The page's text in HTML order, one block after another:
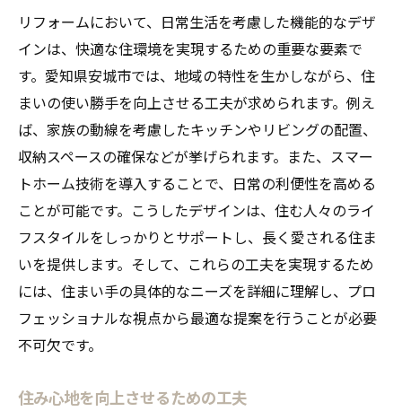
リフォームにおいて、日常生活を考慮した機能的なデザ
インは、快適な住環境を実現するための重要な要素で
す。愛知県安城市では、地域の特性を生かしながら、住
まいの使い勝手を向上させる工夫が求められます。例え
ば、家族の動線を考慮したキッチンやリビングの配置、
収納スペースの確保などが挙げられます。また、スマー
トホーム技術を導入することで、日常の利便性を高める
ことが可能です。こうしたデザインは、住む人々のライ
フスタイルをしっかりとサポートし、長く愛される住ま
いを提供します。そして、これらの工夫を実現するため
には、住まい手の具体的なニーズを詳細に理解し、プロ
フェッショナルな視点から最適な提案を行うことが必要
不可欠です。
住み心地を向上させるための工夫